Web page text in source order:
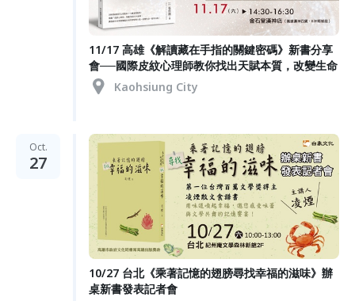
11/17 高雄《解讀藏在手指的關鍵密碼》新書分享
會──國際皮紋心理師教你找出天賦本質，改變生命
Kaohsiung City
Oct.
27
10/27 台北《乘著記憶的翅膀尋找幸福的滋味》辦
桌新書發表記者會